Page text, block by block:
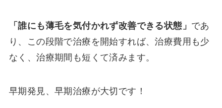
「誰にも薄毛を気付かれず改善できる状態」 であ
り、この段階で治療を開始すれば、治療費用も少
なく、治療期間も短くて済みます。
早期発見、早期治療が大切です！